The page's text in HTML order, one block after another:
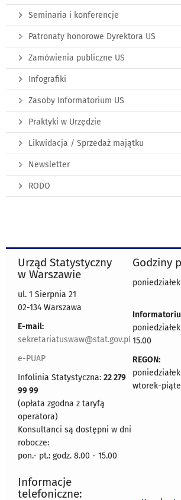
Seminaria i konferencje
Patronaty honorowe Dyrektora US
Zamówienia publiczne US
Infografiki
Zasoby Informatorium US
Praktyki w Urzędzie
Likwidacja / Sprzedaż majątku
Newsletter
RODO
Urząd Statystyczny
w Warszawie
ul. 1 Sierpnia 21
02-134 Warszawa
E-mail:
sekretariatuswaw@stat.gov.pl
e-PUAP
Infolinia Statystyczna: 22 279
99 99
(opłata zgodna z taryfą
operatora)
Konsultanci są dostępni w dni
robocze:
pon.- pt.: godz. 8.00 - 15.00
Godziny
15.00
REGON:
wtorek-
Informacje
telefoniczne: